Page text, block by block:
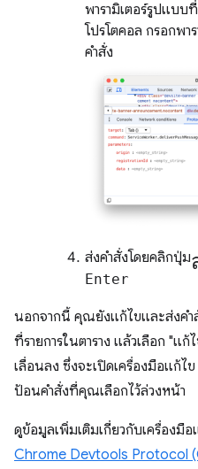
พารามิเตอร์รูปแบบ
โปรโตคอล กรอกพา
คําสั่ง
ส่งคําสั่งโดยคลิกปุ่ม
Enter
นอกจากนี้ คุณยังแก้ไขและส่งคําสั่
ที่รายการในตาราง แล้วเลือก "แ
เลื่อนลง ซึ่งจะเปิดเครื่องมือแก้ไ
ป้อนคำสั่งที่คุณเลือกไว้ล่วงหน้า
ดูข้อมูลเพิ่มเติมเกี่ยวกับเครื่องมื
Chrome Devtools Protocol